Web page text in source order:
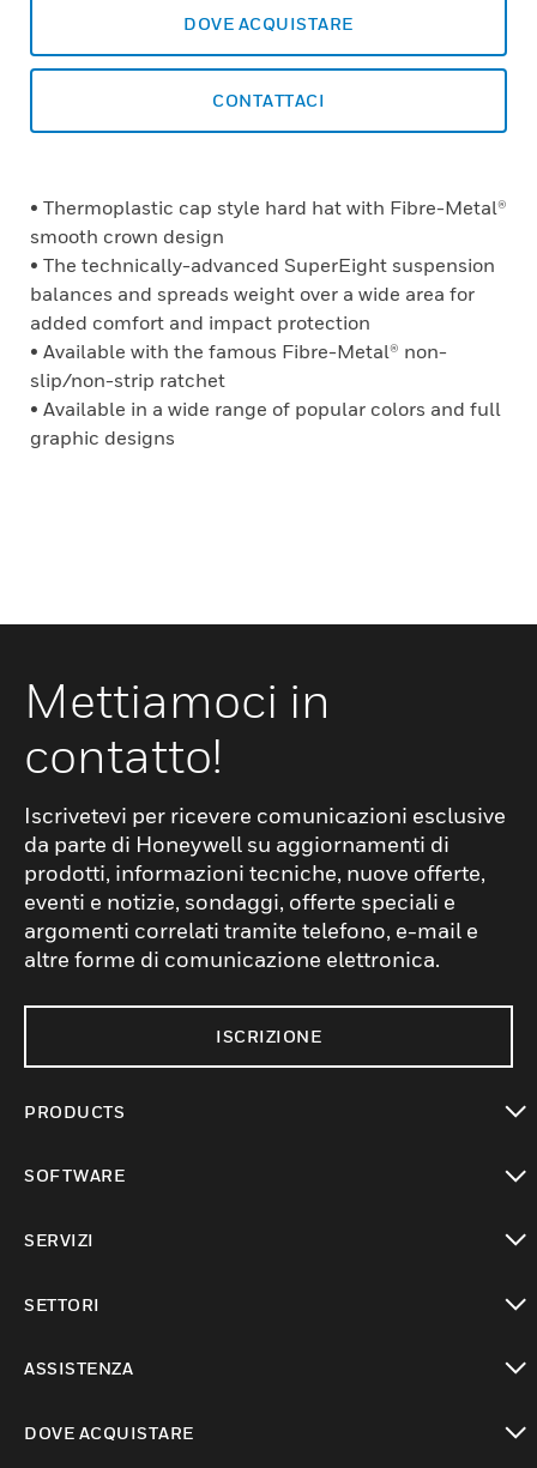
DOVE ACQUISTARE
CONTATTACI
• Thermoplastic cap style hard hat with Fibre-Metal®
smooth crown design
• The technically-advanced SuperEight suspension
balances and spreads weight over a wide area for
added comfort and impact protection
• Available with the famous Fibre-Metal® non-
slip/non-strip ratchet
• Available in a wide range of popular colors and full
graphic designs
Mettiamoci in
contatto!
Iscrivetevi per ricevere comunicazioni esclusive
da parte di Honeywell su aggiornamenti di
prodotti, informazioni tecniche, nuove offerte,
eventi e notizie, sondaggi, offerte speciali e
argomenti correlati tramite telefono, e-mail e
altre forme di comunicazione elettronica.
ISCRIZIONE
PRODUCTS
SOFTWARE
SERVIZI
SETTORI
ASSISTENZA
DOVE ACQUISTARE